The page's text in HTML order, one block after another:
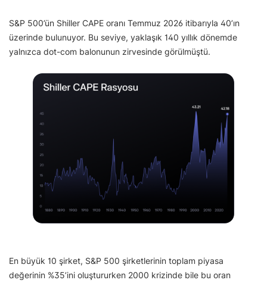
S&P 500’ün Shiller CAPE oranı Temmuz 2026 itibarıyla 40’ın
üzerinde bulunuyor. Bu seviye, yaklaşık 140 yıllık dönemde
yalnızca dot-com balonunun zirvesinde görülmüştü.
En büyük 10 şirket, S&P 500 şirketlerinin toplam piyasa
değerinin %35’ini oluştururken 2000 krizinde bile bu oran